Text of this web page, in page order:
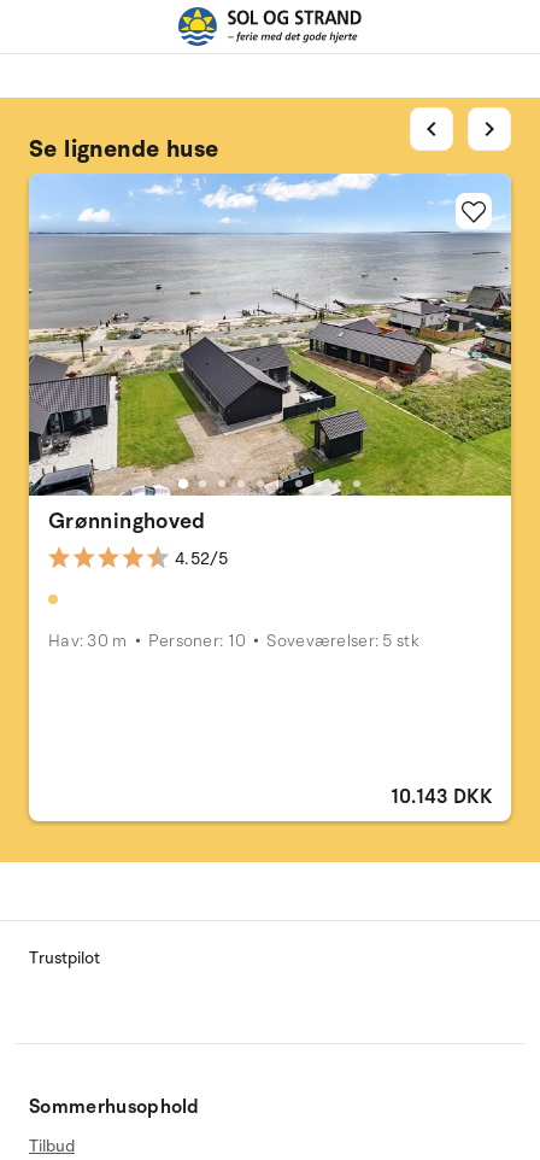
Se lignende huse
Grønninghoved
4.52/5
Hav: 30 m Personer: 10 Soveværelser: 5 stk
10.143 DKK
chevron_left chevron_right
Trustpilot
Sommerhusophold
Tilbud